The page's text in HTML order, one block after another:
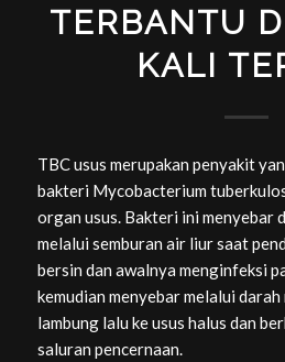
TERBANTU
KALI
TBC usus merupakan penyakit
bakteri Mycobacterium
organ usus. Bakteri ini menyebar
melalui semburan air liur saat
bersin dan awalnya menginfeksi
kemudian menyebar melalui darah
lambung lalu ke usus halus dan
saluran pencernaan.